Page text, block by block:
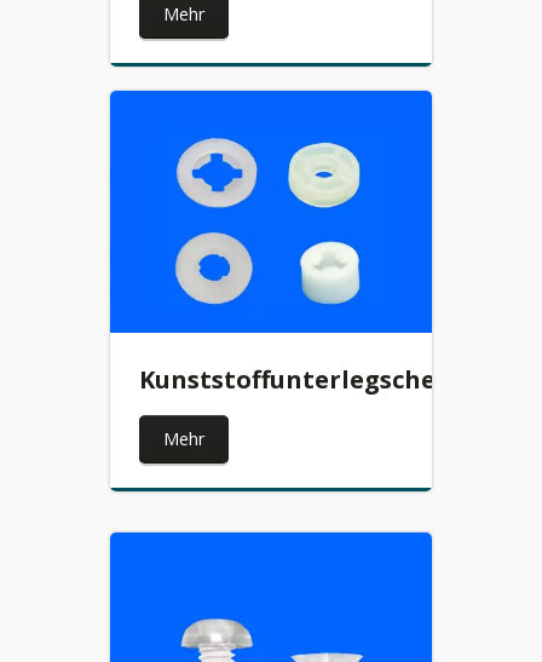
Mehr
Kunststoffunterlegscheibe
Mehr